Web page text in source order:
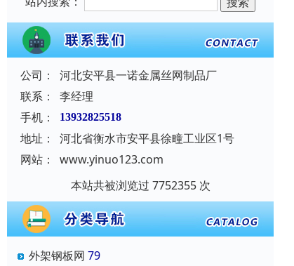
公司：
河北安平县一诺金属丝网制品厂
联系：
李经理
手机：
13932825518
地址：
河北省衡水市安平县徐疃工业区1号
网站：
www.yinuo123.com
本站共被浏览过 7752355 次
外架钢板网 79